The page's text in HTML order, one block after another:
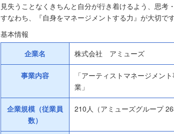
見失うことなくきちんと自分が行き着けるよう、思考
すなわち、『自身をマネージメントする力』が大切です
基本情報
企業名
株式会社 アミューズ
事業内容
「アーティストマネージメン
業」
企業規模（従業員
数）
210人（アミューズグループ